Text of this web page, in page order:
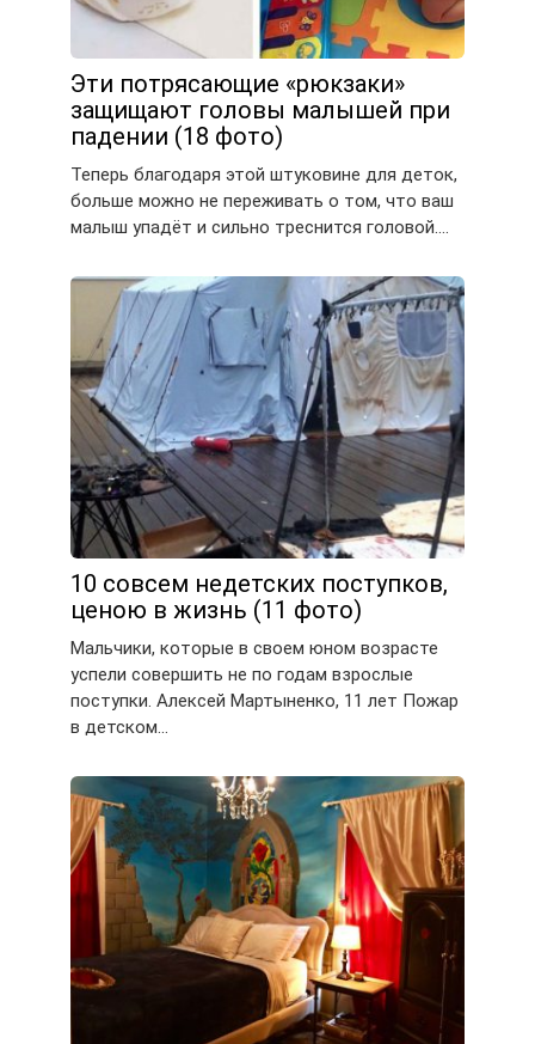
Эти потрясающие «рюкзаки»
защищают головы малышей при
падении (18 фото)
Теперь благодаря этой штуковине для деток,
больше можно не переживать о том, что ваш
малыш упадёт и сильно треснится головой….
10 совсем недетских поступков,
ценою в жизнь (11 фото)
Мальчики, которые в своем юном возрасте
успели совершить не по годам взрослые
поступки. Алексей Мартыненко, 11 лет Пожар
в детском…